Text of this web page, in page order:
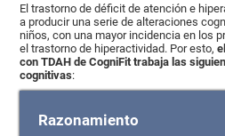
El trastorno de déficit de atención e
a producir una serie de alteraciones
niños, con una mayor incidencia en los
el trastorno de hiperactividad. Por esto,
con TDAH de CogniFit trabaja las
cognitivas:
Razonamiento